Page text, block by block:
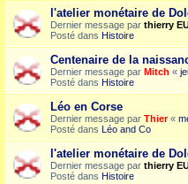
l'atelier monétaire de
Dernier message par thierry
Posté dans Histoire
Centenaire de la
Dernier message par Mitch «
Posté dans Histoire
Léo en Corse
Dernier message par Thier«
Posté dans Léo and Co
l'atelier monétaire de
Dernier message par thierry
Posté dans Histoire